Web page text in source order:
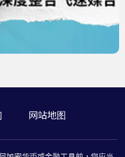
网站地图